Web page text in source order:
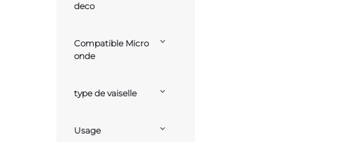
deco
Compatible Micro
onde
type de vaiselle
Usage